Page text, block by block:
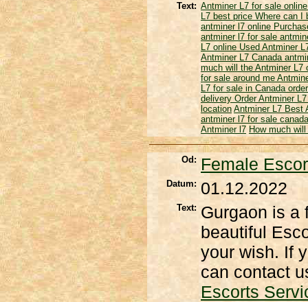
Text: Antminer L7 for sale
L7 best price Where can I
antminer l7 online
antminer l7 for sale
L7 online Used Antminer
Antminer L7 Canada
much will the Antminer L7
for sale around me
L7 for sale in Canada
delivery Order Antminer
location Antminer L7 Best
antminer l7 for sale
Antminer l7 How much
Od: Female
Datum: 01.12.2022
Text: Gurgaon is a
beautiful
your wish. If
can contact
Escorts